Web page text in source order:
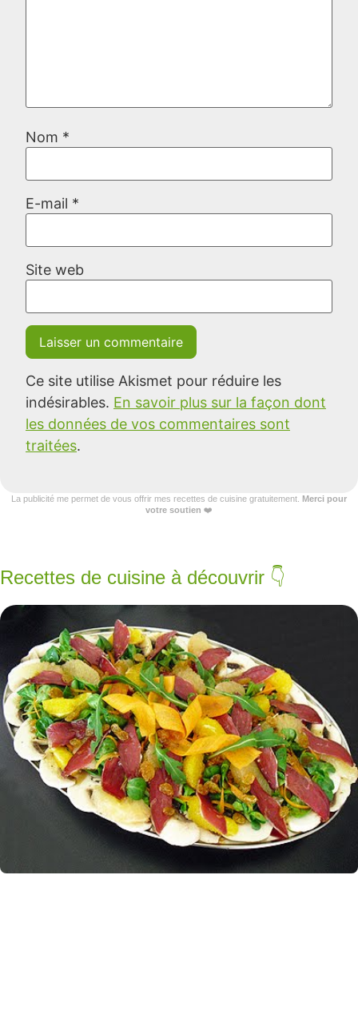
Nom *
E-mail *
Site web
Ce site utilise Akismet pour réduire les
indésirables. En savoir plus sur la façon dont
les données de vos commentaires sont
traitées.
La publicité me permet de vous offrir mes recettes de cuisine gratuitement. Merci pour
votre soutien ❤️
Recettes de cuisine à découvrir 👇